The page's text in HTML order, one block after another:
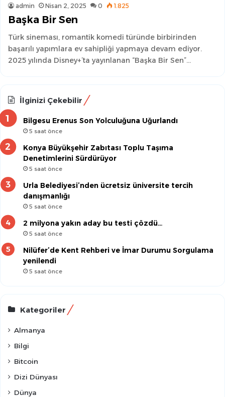
admin Nisan 2, 2025 0 1.825
Başka Bir Sen
Türk sineması, romantik komedi türünde birbirinden
başarılı yapımlara ev sahipliği yapmaya devam ediyor.
2025 yılında Disney+’ta yayınlanan “Başka Bir Sen”…
İlginizi Çekebilir
Bilgesu Erenus Son Yolculuğuna Uğurlandı
5 saat önce
Konya Büyükşehir Zabıtası Toplu Taşıma
Denetimlerini Sürdürüyor
5 saat önce
Urla Belediyesi’nden ücretsiz üniversite tercih
danışmanlığı
5 saat önce
2 milyona yakın aday bu testi çözdü…
5 saat önce
Nilüfer’de Kent Rehberi ve İmar Durumu Sorgulama
yenilendi
5 saat önce
Kategoriler
Almanya
Bilgi
Bitcoin
Dizi Dünyası
Dünya